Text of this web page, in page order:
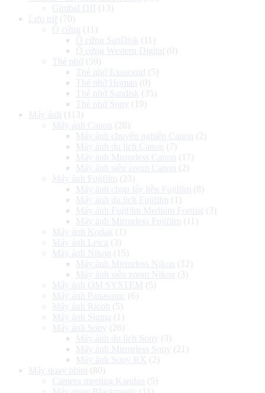
Gimbal DJI (13)
Lưu trữ (70)
Ổ cứng (11)
Ổ cứng SanDisk (11)
Ổ cứng Western Digital (0)
Thẻ nhớ (59)
Thẻ nhớ Exascend
(5)
Thẻ nhớ Homan
(0)
Thẻ nhớ Sandisk (35)
Thẻ nhớ Sony (19)
Máy ảnh
(113)
Máy ảnh Canon
(28)
Máy ảnh chuyên nghiệp Canon
(2)
Máy ảnh du lịch Canon
(7)
Máy ảnh Mirrorless Canon
(17)
Máy ảnh siêu zoom Canon
(2)
Máy ảnh Fujifilm (23)
Máy ảnh chụp lấy liền Fujifilm (8)
Máy ảnh du lịch Fujifilm (1)
Máy ảnh Fujifilm Medium Format (3)
Máy ảnh Mirrorless Fujifilm (11)
Máy ảnh Kodak (1)
Máy ảnh Leica (3)
Máy ảnh Nikon
(15)
Máy ảnh Mirrorless Nikon
(12)
Máy ảnh siêu zoom Nikon
(3)
Máy ảnh OM SYSTEM (5)
Máy ảnh Panasonic (6)
Máy ảnh Ricoh
(5)
Máy ảnh Sigma (1)
Máy ảnh Sony (26)
Máy ảnh du lịch Sony (3)
Máy ảnh Mirrorless Sony (21)
Máy ảnh Sony RX (2)
Máy quay phim (80)
Camera meeting Kandao (5)